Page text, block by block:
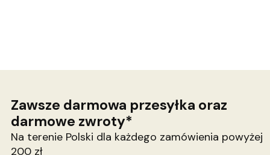
Zawsze darmowa przesyłka oraz
darmowe zwroty*
Na terenie Polski dla każdego zamówienia powyżej
200 zł